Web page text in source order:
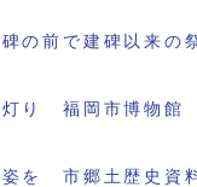
の前で建碑以来
り 福岡市博物館
を 市郷土歴史資